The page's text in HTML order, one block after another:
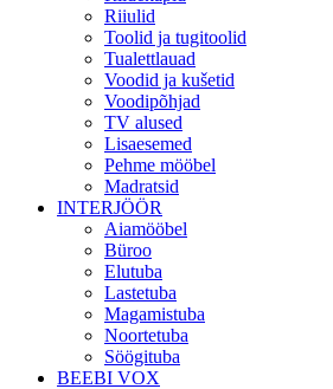
Riiulid
Toolid ja tugitoolid
Tualettlauad
Voodid ja kušetid
Voodipõhjad
TV alused
Lisaesemed
Pehme mööbel
Madratsid
INTERJÖÖR
Aiamööbel
Büroo
Elutuba
Lastetuba
Magamistuba
Noortetuba
Söögituba
BEEBI VOX